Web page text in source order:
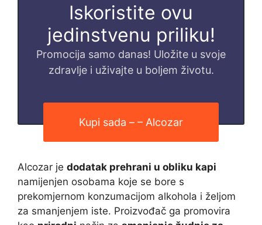
Iskoristite ovu
jedinstvenu priliku!
Promocija samo danas! Uložite u svoje
zdravlje i uživajte u boljem životu.
Kupi sada – – Alcozar
Alcozar je dodatak prehrani u obliku kapi
namijenjen osobama koje se bore s
prekomjernom konzumacijom alkohola i željom
za smanjenjem iste. Proizvođač ga promovira